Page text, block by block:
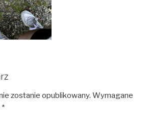
zostanie opublikowany. Wymagane
*